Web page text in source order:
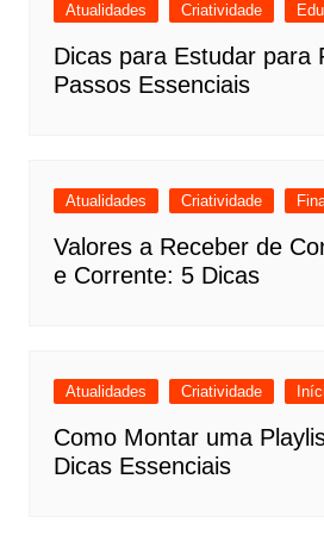
Atualidades Criatividade
Dicas para Estudar para
Passos Essenciais
Atualidades Criatividade
Valores a Receber de
e Corrente: 5 Dicas
Atualidades Criatividade
Como Montar uma
Dicas Essenciais